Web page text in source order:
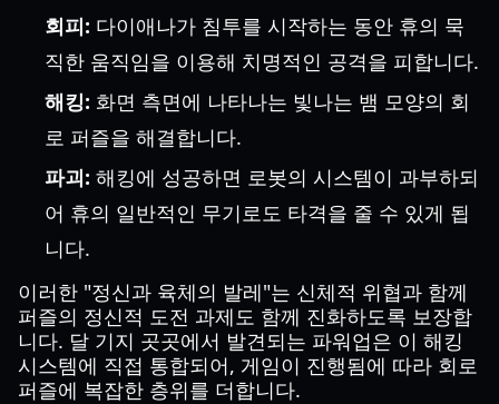
회피: 다이애나가 침투를 시작하는 동안 휴의 묵
직한 움직임을 이용해 치명적인 공격을 피합니다.
해킹: 화면 측면에 나타나는 빛나는 뱀 모양의 회
로 퍼즐을 해결합니다.
파괴: 해킹에 성공하면 로봇의 시스템이 과부하되
어 휴의 일반적인 무기로도 타격을 줄 수 있게 됩
니다.
이러한 "정신과 육체의 발레"는 신체적 위협과 함께
퍼즐의 정신적 도전 과제도 함께 진화하도록 보장합
니다. 달 기지 곳곳에서 발견되는 파워업은 이 해킹
시스템에 직접 통합되어, 게임이 진행됨에 따라 회로
퍼즐에 복잡한 층위를 더합니다.